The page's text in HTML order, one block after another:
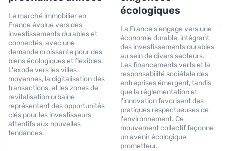
Le marché immobilier en
France évolue vers des
investissements durables et
connectés, avec une
demande croissante pour des
biens écologiques et flexibles.
L'exode vers les villes
moyennes, la digitalisation des
transactions, et les zones de
revitalisation urbaine
représentent des opportunités
clés pour les investisseurs
attentifs aux nouvelles
tendances.
écologiques
La France s'engage vers une
économie durable, intégrant
des investissements durables
au sein de divers secteurs.
Les financements verts et la
responsabilité sociétale des
entreprises émergent, tandis
que la réglementation et
l'innovation favorisent des
pratiques respectueuses de
l'environnement. Ce
mouvement collectif façonne
un avenir écologique
prometteur.